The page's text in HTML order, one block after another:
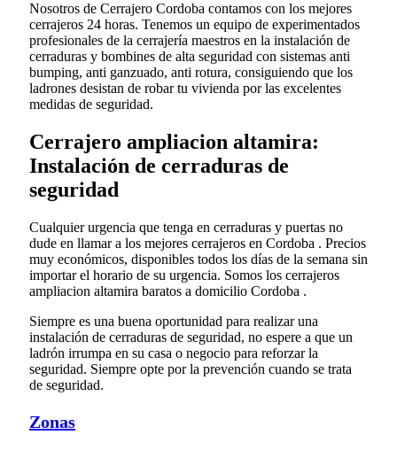
Nosotros de Cerrajero Cordoba contamos con los mejores
cerrajeros 24 horas. Tenemos un equipo de experimentados
profesionales de la cerrajería maestros en la instalación de
cerraduras y bombines de alta seguridad con sistemas anti
bumping, anti ganzuado, anti rotura, consiguiendo que los
ladrones desistan de robar tu vivienda por las excelentes
medidas de seguridad.
Cerrajero ampliacion altamira:
Instalación de cerraduras de
seguridad
Cualquier urgencia que tenga en cerraduras y puertas no
dude en llamar a los mejores cerrajeros en Cordoba . Precios
muy económicos, disponibles todos los días de la semana sin
importar el horario de su urgencia. Somos los cerrajeros
ampliacion altamira baratos a domicilio Cordoba .
Siempre es una buena oportunidad para realizar una
instalación de cerraduras de seguridad, no espere a que un
ladrón irrumpa en su casa o negocio para reforzar la
seguridad. Siempre opte por la prevención cuando se trata
de seguridad.
Zonas